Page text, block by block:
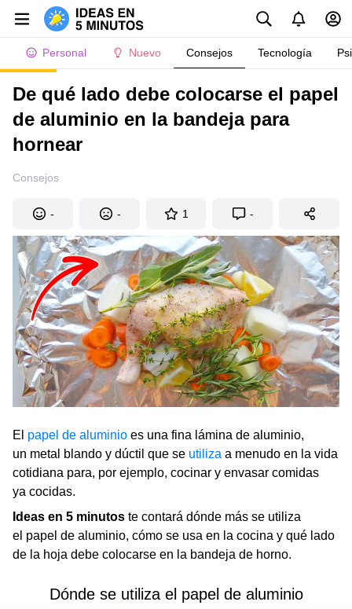
Personal Nuevo Consejos Tecnología
De qué lado debe colocarse el papel
de aluminio en la bandeja para
hornear
Consejos
- - 1 -
El papel de aluminio es una fina lámina de aluminio,
un metal blando y dúctil que se utiliza a menudo en la vida
cotidiana para, por ejemplo, cocinar y envasar comidas
ya cocidas.
Ideas en 5 minutos te contará dónde más se utiliza
el papel de aluminio, cómo se usa en la cocina y qué lado
de la hoja debe colocarse en la bandeja de horno.
Dónde se utiliza el papel de aluminio